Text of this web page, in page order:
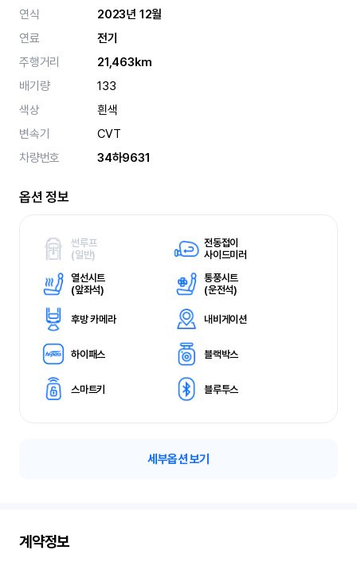
연식
2023년 12월
연료
전기
주행거리
21,463km
배기량
133
색상
흰색
변속기
CVT
차량번호
34하9631
옵션 정보
썬루프
(일반)
전동접이
사이드미러
열선시트
(앞좌석)
통풍시트
(운전석)
후방 카메라 내비게이션
하이패스 블랙박스
스마트키 블루투스
세부옵션 보기
계약정보